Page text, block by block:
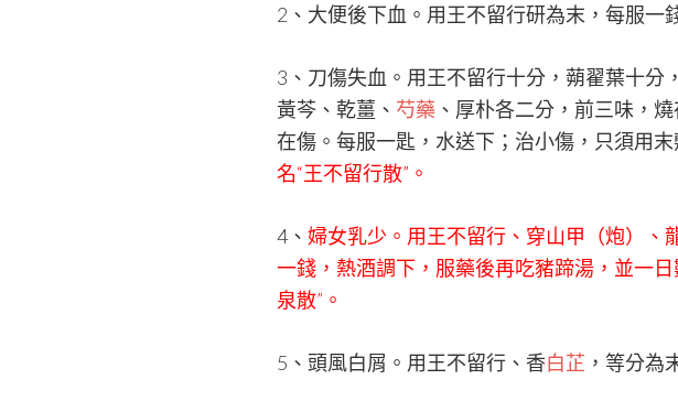
2、大便後下血。用王不留行研為末，每服一
3、刀傷失血。用王不留行十分，蒴翟葉十分
黃芩、乾薑、 芍藥 、厚朴各二分，前三味，
在傷。每服一匙，水送下；治小傷，只須用
名“王不留行散”。
4、 婦女乳少。用王不留行、穿山甲（炮）、
一錢，熱酒調下，服藥後再吃豬蹄湯，並一
泉散”。
5、頭風白屑。用王不留行、香白芷 ，等分為